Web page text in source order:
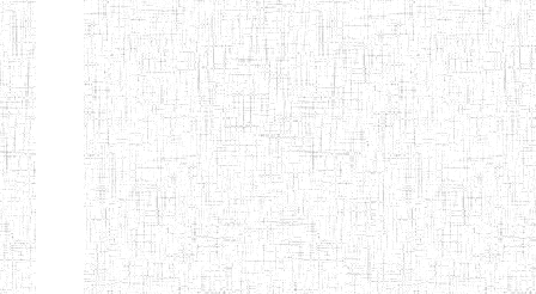
NATIONS
ENIET PAUL
MOMO
23/07/2014 ENIET Privé
ENIEG PRIVEE
TCHEB'S
10/07/2008 ENIEG Privé
ENIEG PRIVEE
12/07/2019 ENIEG Privé